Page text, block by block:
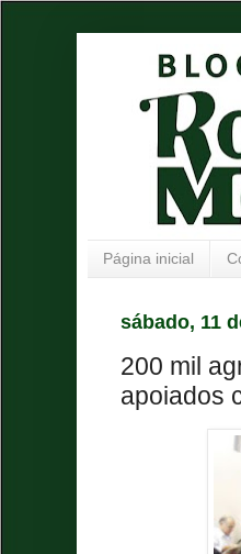
Página inicial
sábado, 11
200 mil
apoiados